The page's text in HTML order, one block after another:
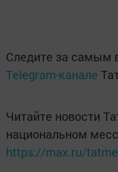
Следите за самым
Telegram-канале
Читайте новости
национальном
https://max.ru/